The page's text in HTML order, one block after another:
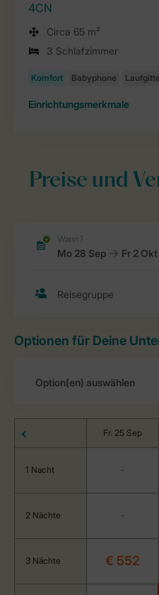
4CN
Circa 65 m²
3 Schlafzimmer
Einrichtungsmerkmale
Preise und
Optionen für Deine
Fr. 25 Sep
1 Nacht -
2 Nächte -
3 Nächte € 552